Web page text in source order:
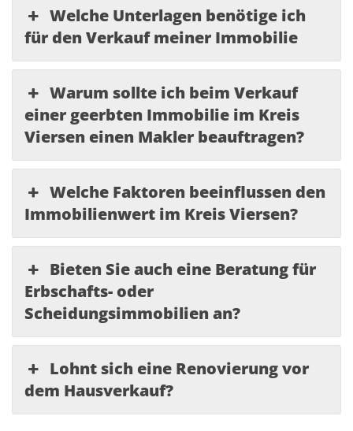
Welche Unterlagen benötige ich
für den Verkauf meiner Immobilie
Warum sollte ich beim Verkauf
einer geerbten Immobilie im Kreis
Viersen einen Makler beauftragen?
Welche Faktoren beeinflussen den
Immobilienwert im Kreis Viersen?
Bieten Sie auch eine Beratung für
Erbschafts- oder
Scheidungsimmobilien an?
Lohnt sich eine Renovierung vor
dem Hausverkauf?